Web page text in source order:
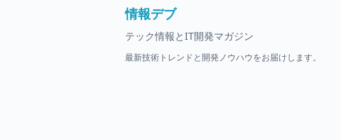
情報デブ
テック情報とIT開発マガジン
最新技術トレンドと開発ノウハウをお届けします。